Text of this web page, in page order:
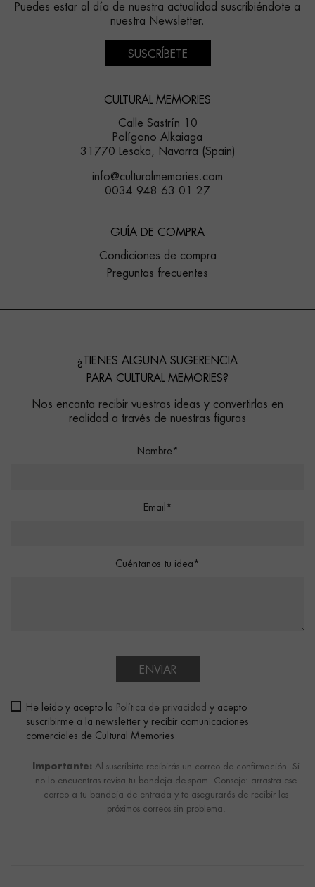
Puedes estar al día de nuestra actualidad suscribiéndote a
nuestra Newsletter.
SUSCRÍBETE
CULTURAL MEMORIES
Calle Sastrín 10
Polígono Alkaiaga
31770 Lesaka, Navarra (Spain)
info@culturalmemories.com
0034 948 63 01 27
GUÍA DE COMPRA
Condiciones de compra
Preguntas frecuentes
¿TIENES ALGUNA SUGERENCIA
PARA CULTURAL MEMORIES?
Nos encanta recibir vuestras ideas y convertirlas en
realidad a través de nuestras figuras
Nombre*
Email*
Cuéntanos tu idea*
ENVIAR
He leído y acepto la Política de privacidad y acepto
suscribirme a la newsletter y recibir comunicaciones
comerciales de Cultural Memories
Importante: Al suscribirte recibirás un correo de confirmación. Si
no lo encuentras revisa tu bandeja de spam. Consejo: arrastra ese
correo a tu bandeja de entrada y te asegurarás de recibir los
próximos correos sin problema.